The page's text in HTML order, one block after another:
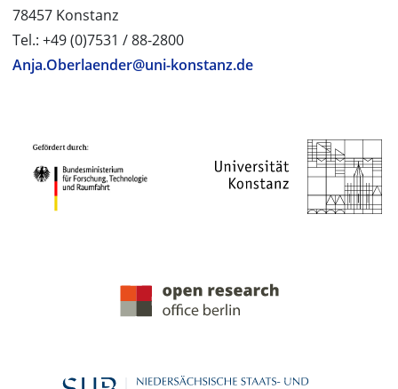
78457 Konstanz
Tel.: +49 (0)7531 / 88-2800
Anja.Oberlaender@uni-konstanz.de